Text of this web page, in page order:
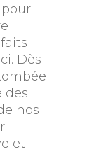
Dès
des
nos
et